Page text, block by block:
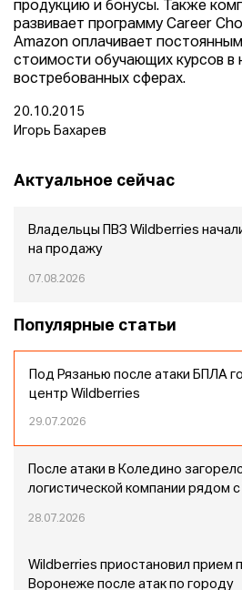
продукцию и бонусы. Также
развивает программу Career
Amazon оплачивает
стоимости обучающих курсов в
востребованных сферах.
20.10.2015
Игорь Бахарев
Актуальное сейчас
Владельцы ПВЗ Wildberries
на продажу
07.08.2026
Популярные статьи
Под Рязанью после атаки БПЛА
центр Wildberries
29.07.2026
После атаки в Коледино
логистической компании рядом
28.07.2026
Wildberries приостановил прием
Воронеже после атак по городу